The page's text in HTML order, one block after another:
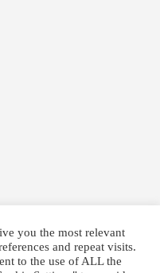
you the most relevant
and repeat visits.
to the use of ALL the